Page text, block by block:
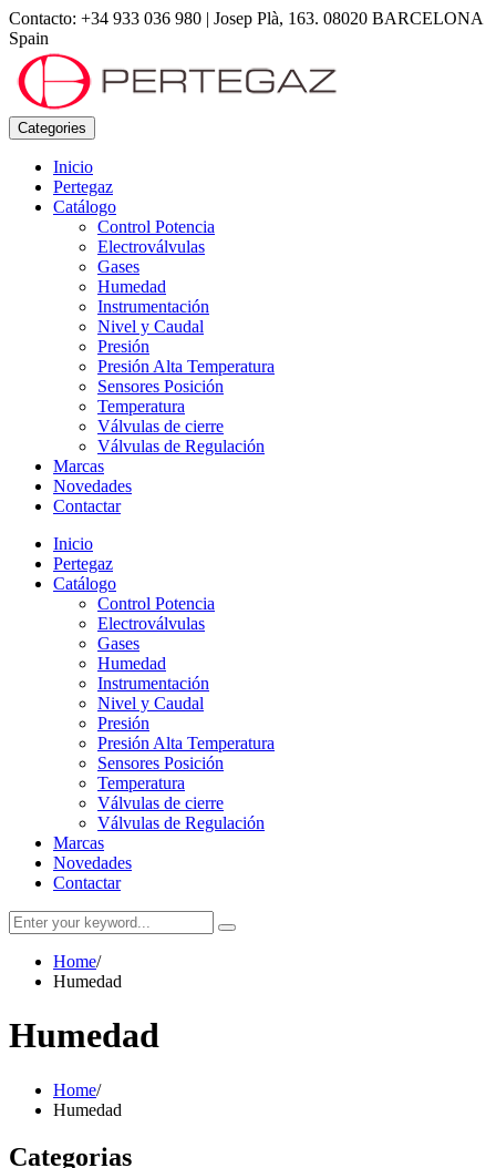
Contacto: +34 933 036 980 | Josep Plà, 163. 08020 BARCELONA
Spain
Categories
Inicio
Pertegaz
Catálogo
Control Potencia
Electroválvulas
Gases
Humedad
Instrumentación
Nivel y Caudal
Presión
Presión Alta Temperatura
Sensores Posición
Temperatura
Válvulas de cierre
Válvulas de Regulación
Marcas
Novedades
Contactar
Inicio
Pertegaz
Catálogo
Control Potencia
Electroválvulas
Gases
Humedad
Instrumentación
Nivel y Caudal
Presión
Presión Alta Temperatura
Sensores Posición
Temperatura
Válvulas de cierre
Válvulas de Regulación
Marcas
Novedades
Contactar
Home/
Humedad
Humedad
Home/
Humedad
Categorias